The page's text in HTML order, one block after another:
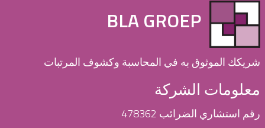
BLA GROEP
شريكك الموثوق به في المحاسبة وكشوف المرتبات
معلومات الشركة
رقم استشاري الضرائب 478362